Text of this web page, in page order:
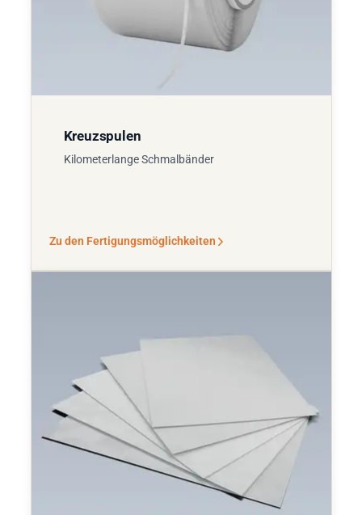
Kreuzspulen
Kilometerlange Schmalbänder
Zu den Fertigungsmöglichkeiten